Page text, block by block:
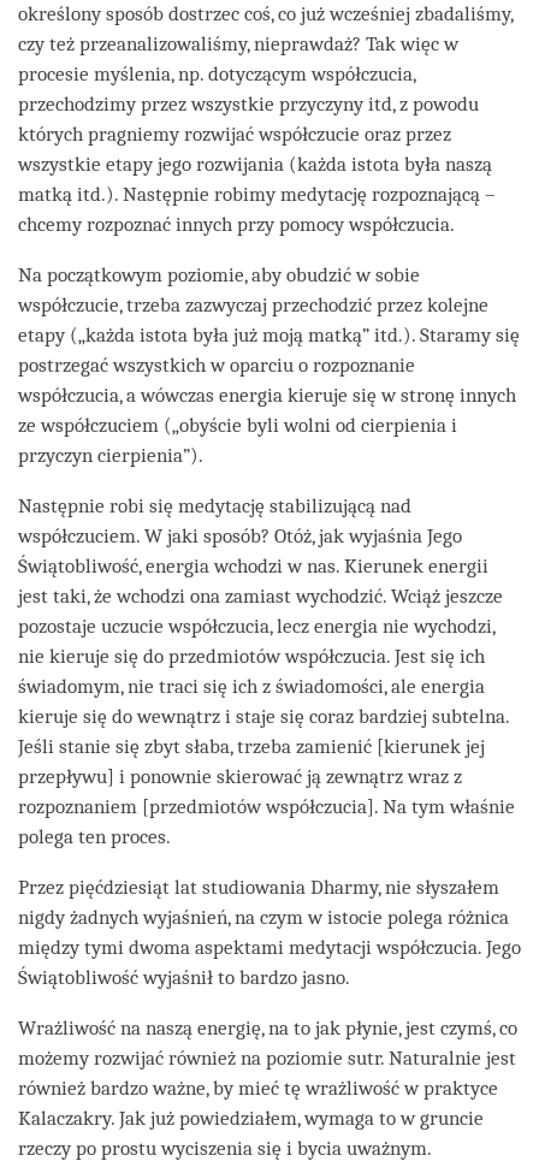
określony sposób dostrzec coś, co już wcześniej zbadaliśmy,
czy też przeanalizowaliśmy, nieprawdaż? Tak więc w
procesie myślenia, np. dotyczącym współczucia,
przechodzimy przez wszystkie przyczyny itd, z powodu
których pragniemy rozwijać współczucie oraz przez
wszystkie etapy jego rozwijania (każda istota była naszą
matką itd.). Następnie robimy medytację rozpoznającą –
chcemy rozpoznać innych przy pomocy współczucia.
Na początkowym poziomie, aby obudzić w sobie
współczucie, trzeba zazwyczaj przechodzić przez kolejne
etapy („każda istota była już moją matką” itd.). Staramy się
postrzegać wszystkich w oparciu o rozpoznanie
współczucia, a wówczas energia kieruje się w stronę innych
ze współczuciem („obyście byli wolni od cierpienia i
przyczyn cierpienia”).
Następnie robi się medytację stabilizującą nad
współczuciem. W jaki sposób? Otóż, jak wyjaśnia Jego
Świątobliwość, energia wchodzi w nas. Kierunek energii
jest taki, że wchodzi ona zamiast wychodzić. Wciąż jeszcze
pozostaje uczucie współczucia, lecz energia nie wychodzi,
nie kieruje się do przedmiotów współczucia. Jest się ich
świadomym, nie traci się ich z świadomości, ale energia
kieruje się do wewnątrz i staje się coraz bardziej subtelna.
Jeśli stanie się zbyt słaba, trzeba zamienić [kierunek jej
przepływu] i ponownie skierować ją zewnątrz wraz z
rozpoznaniem [przedmiotów współczucia]. Na tym właśnie
polega ten proces.
Przez pięćdziesiąt lat studiowania Dharmy, nie słyszałem
nigdy żadnych wyjaśnień, na czym w istocie polega różnica
między tymi dwoma aspektami medytacji współczucia. Jego
Świątobliwość wyjaśnił to bardzo jasno.
Wrażliwość na naszą energię, na to jak płynie, jest czymś, co
możemy rozwijać również na poziomie sutr. Naturalnie jest
również bardzo ważne, by mieć tę wrażliwość w praktyce
Kalaczakry. Jak już powiedziałem, wymaga to w gruncie
rzeczy po prostu wyciszenia się i bycia uważnym.